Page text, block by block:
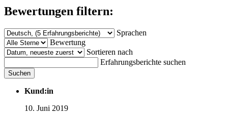
Bewertungen filtern:
Sprachen
Bewertung
Sortieren nach
Erfahrungsberichte suchen
Suchen
Kund:in
10. Juni 2019